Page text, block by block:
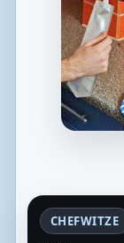
CHEFWITZE